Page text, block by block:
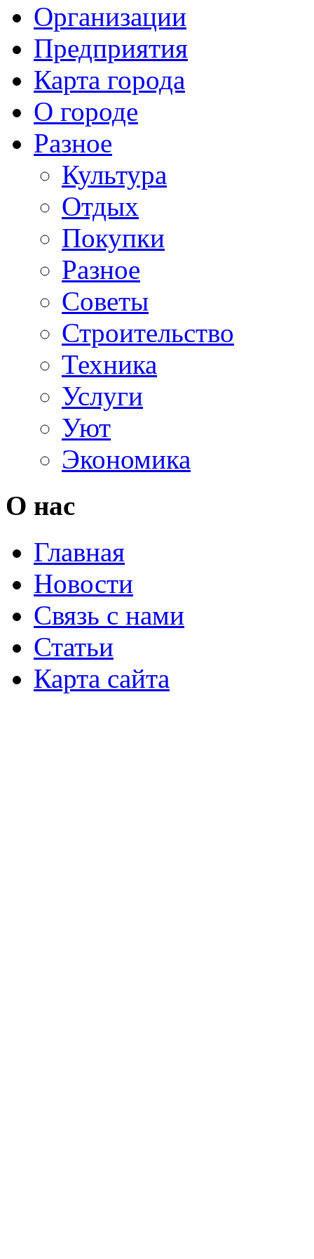
Организации
Предприятия
Карта города
О городе
Разное
Культура
Отдых
Покупки
Разное
Советы
Строительство
Техника
Услуги
Уют
Экономика
О нас
Главная
Новости
Связь с нами
Статьи
Карта сайта